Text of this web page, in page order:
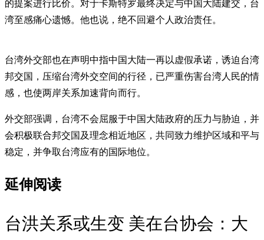
的提案进行比价。对于卡斯特罗最终决定与中国大陆建交，台
湾至感痛心遗憾。他也说，绝不回避个人政治责任。
台湾外交部也在声明中指中国大陆一再以虚假承诺，诱迫台湾
邦交国，压缩台湾外交空间的行径，已严重伤害台湾人民的情
感，也使两岸关系加速背向而行。
外交部强调，台湾不会屈服于中国大陆政府的压力与胁迫，并
会积极联合邦交国及理念相近地区，共同致力维护区域和平与
稳定，并争取台湾应有的国际地位。
延伸阅读
台洪关系或生变 美在台协会：大